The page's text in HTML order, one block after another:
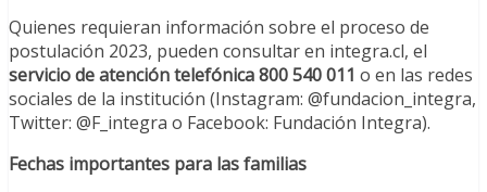
Quienes requieran información sobre el proceso de
postulación 2023, pueden consultar en integra.cl, el
servicio de atención telefónica 800 540 011 o en las redes
sociales de la institución (Instagram: @fundacion_integra,
Twitter: @F_integra o Facebook: Fundación Integra).
Fechas importantes para las familias